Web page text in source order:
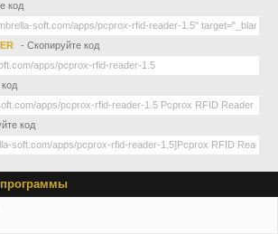
код
- Скопируйте код
код